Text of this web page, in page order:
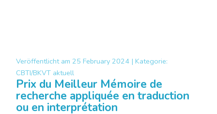
Veröffentlicht am 25 February 2024 | Kategorie:
CBTI/BKVT aktuell
Prix du Meilleur Mémoire de
recherche appliquée en traduction
ou en interprétation